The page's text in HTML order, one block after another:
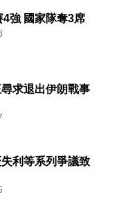
強 國家隊奪3席
求退出伊朗戰事
利等系列爭議致